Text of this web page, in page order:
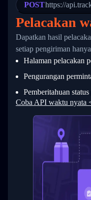
23
24
25
27
28
29
31
33
34
          },
          {
          }
        ]
      }
  }
}
POSThttps://
Pelacakan
Dapatkan hasil
setiap pengiriman
Halaman pelacakan
Pengurangan
Pemberitahuan
Coba API waktu nyata